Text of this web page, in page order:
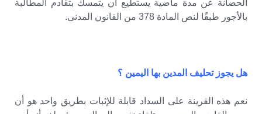
الحضانة عن مدة ماضية يستطيع أن يتمسك بتقادم المطالبة
بالأجور طبقًا لنص المادة 378 من القانون المدنى.
هل يجوز تحليف المدين بها اليمين ؟
نعم هذه القرينة على السداد قابلة للإثبات بطريق واحد هو أن